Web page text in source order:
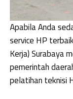
Apabila Anda
service HP
Kerja) Surabaya
pemerintah
pelatihan teknisi